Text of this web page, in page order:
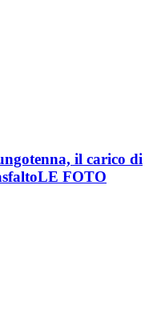
il carico di
LE FOTO